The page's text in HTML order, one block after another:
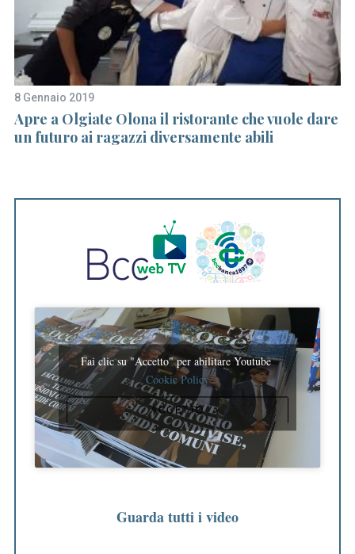
8 Gennaio 2019
Apre a Olgiate Olona il ristorante che vuole dare
un futuro ai ragazzi diversamente abili
Fai clic su "Accetto" per abilitare Youtube
Cookie Policy
ACCETTO
Guarda tutti i video